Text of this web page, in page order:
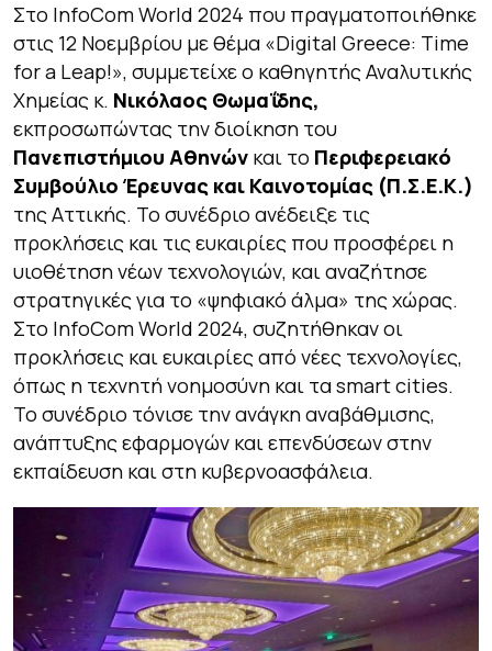
Στο InfoCom World 2024 που πραγματοποιήθηκε
στις 12 Νοεμβρίου με θέμα «Digital Greece: Time
for a Leap!», συμμετείχε ο καθηγητής Αναλυτικής
Χημείας κ. Νικόλαος Θωμαΐδης,
εκπροσωπώντας την διοίκηση του
Πανεπιστήμιου Αθηνών και το Περιφερειακό
Συμβούλιο Έρευνας και Καινοτομίας (Π.Σ.Ε.Κ.)
της Αττικής. Το συνέδριο ανέδειξε τις
προκλήσεις και τις ευκαιρίες που προσφέρει η
υιοθέτηση νέων τεχνολογιών, και αναζήτησε
στρατηγικές για το «ψηφιακό άλμα» της χώρας.
Στο InfoCom World 2024, συζητήθηκαν οι
προκλήσεις και ευκαιρίες από νέες τεχνολογίες,
όπως η τεχνητή νοημοσύνη και τα smart cities.
Το συνέδριο τόνισε την ανάγκη αναβάθμισης,
ανάπτυξης εφαρμογών και επενδύσεων στην
εκπαίδευση και στη κυβερνοασφάλεια.